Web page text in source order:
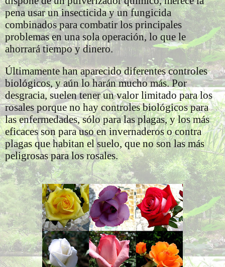
pena usar un insecticida y un fungicida
combinados para combatir los principales
problemas en una sola operación, lo que le
ahorrará tiempo y dinero.
Últimamente han aparecido diferentes controles
biológicos, y aún lo harán mucho más. Por
desgracia, suelen tener un valor limitado para los
rosales porque no hay controles biológicos para
las enfermedades, sólo para las plagas, y los más
eficaces son para uso en invernaderos o contra
plagas que habitan el suelo, que no son las más
peligrosas para los rosales.